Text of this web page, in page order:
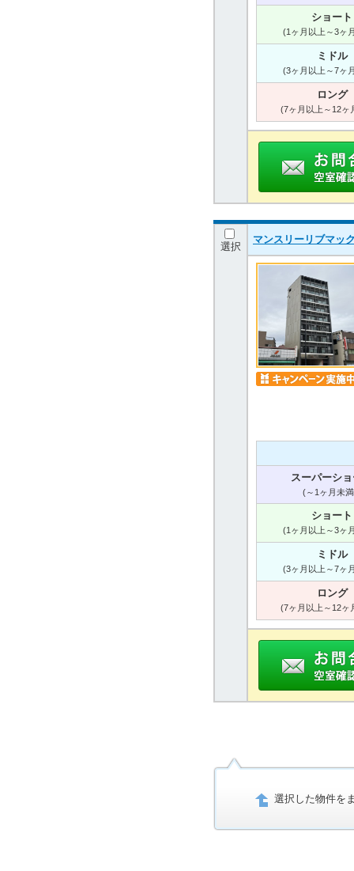
ショート
(1ヶ月以上～3ヶ
ミドル
(3ヶ月以上～7ヶ
ロング
(7ヶ月以上～12ヶ
選択
マンスリーリブマッ
スーパーシ
(～1ヶ月未
ショート
(1ヶ月以上～3ヶ
ミドル
(3ヶ月以上～7ヶ
ロング
(7ヶ月以上～12ヶ
選択した物件を